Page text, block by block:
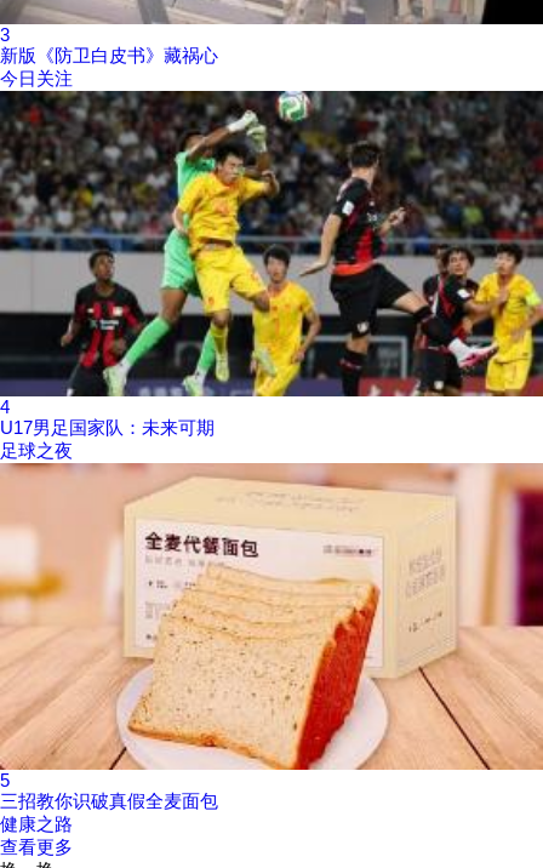
3
新版《防卫白皮书》藏祸心
今日关注
4
U17男足国家队：未来可期
足球之夜
5
三招教你识破真假全麦面包
健康之路
查看更多